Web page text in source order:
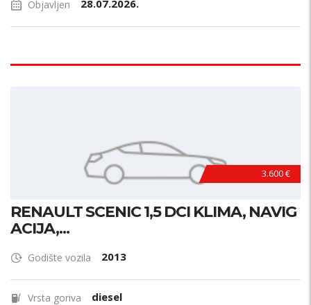
Objavljen 28.07.2026.
3.600 €
RENAULT SCENIC 1,5 DCI KLIMA, NAVIG
ACIJA,...
Godište vozila 2013
Vrsta goriva diesel